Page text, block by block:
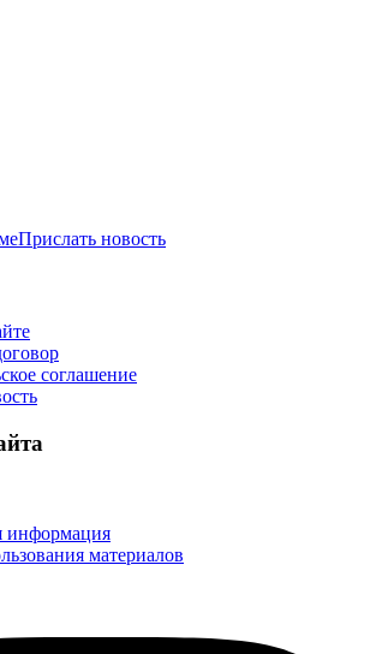
Прислать новость
соглашение
информация
материалов